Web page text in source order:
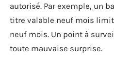
autorisé. Par exemple, un
titre valable neuf mois
neuf mois. Un point à
toute mauvaise surprise.